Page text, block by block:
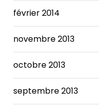
février 2014
novembre 2013
octobre 2013
septembre 2013